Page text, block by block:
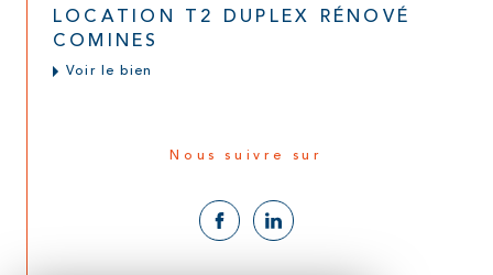
LOCATION T2 DUPLEX RÉNOVÉ
COMINES
Voir le bien
Nous suivre sur